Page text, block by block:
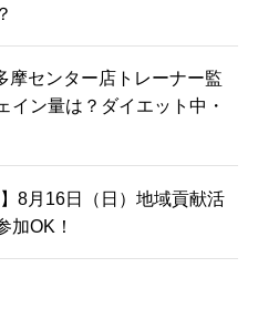
摩センター店トレーナー監
イン量は？ダイエット中・
8月16日（日）地域貢献活
加OK！